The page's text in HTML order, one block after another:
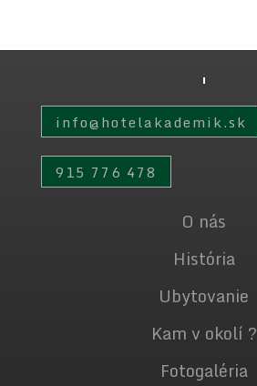
info@hotelakademik.sk
915 776 478
O nás
História
Ubytovanie
Kam v okolí ?
Fotogaléria